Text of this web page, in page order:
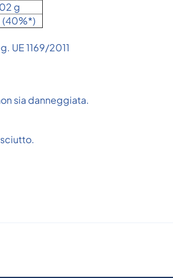
g
(40%*)
UE 1169/2011
sia danneggiata.